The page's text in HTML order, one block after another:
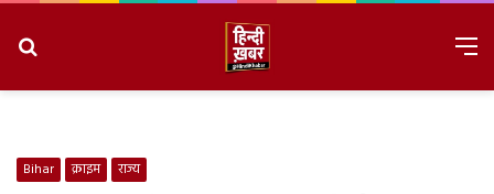
Bihar क्राइम राज्य